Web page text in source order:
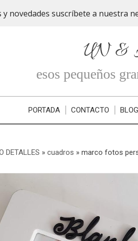
novedades suscríbete a nuestra
UN
esos pequeños
PORTADA CONTACTO BLOG
DETALLES » cuadros » marco fotos